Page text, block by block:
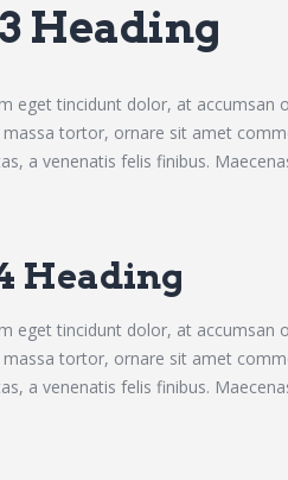
Heading
eget tincidunt dolor, at accumsan
massa tortor, ornare sit amet
a venenatis felis finibus.
Heading
eget tincidunt dolor, at accumsan
massa tortor, ornare sit amet
a venenatis felis finibus.